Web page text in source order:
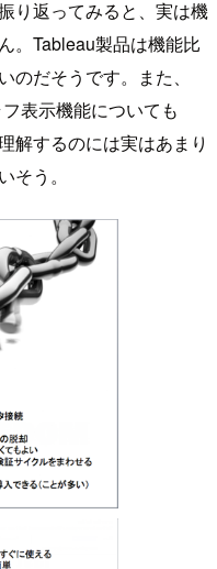
り返ってみると、実は機
。Tableau製品は機能比
だそうです。また、
表示機能についても
解するのには実はあまり
う。